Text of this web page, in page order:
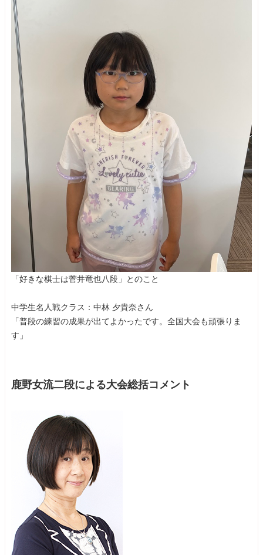
「好きな棋士は菅井竜也八段」とのこと
中学生名人戦クラス：中林 夕貴奈さん
「普段の練習の成果が出てよかったです。全国大会も頑張りま
す」
鹿野女流二段による大会総括コメント